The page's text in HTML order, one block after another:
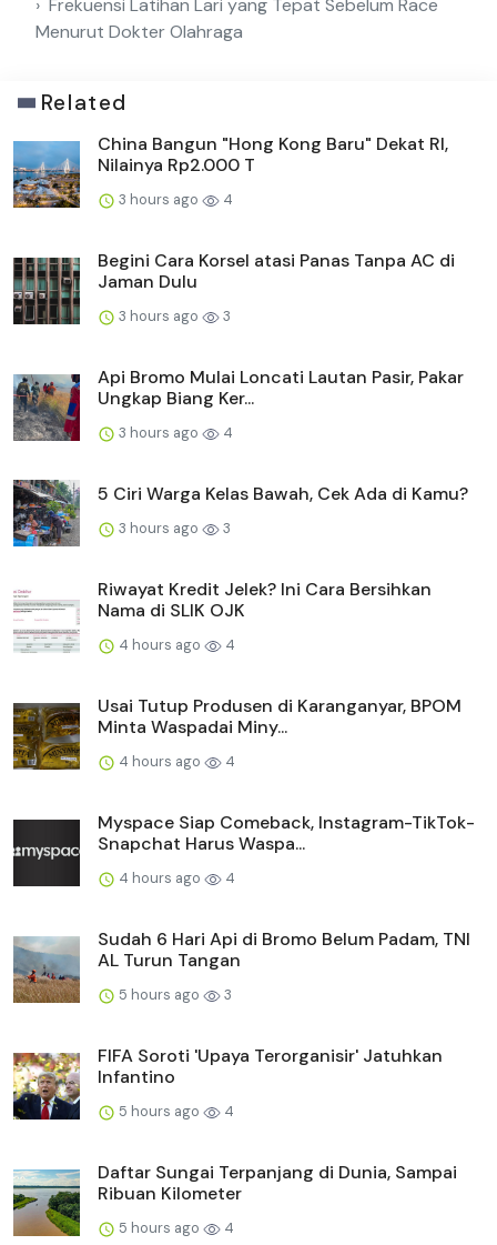
Frekuensi Latihan Lari yang Tepat Sebelum Race
Menurut Dokter Olahraga
Related
China Bangun "Hong Kong Baru" Dekat RI,
Nilainya Rp2.000 T
3 hours ago 4
Begini Cara Korsel atasi Panas Tanpa AC di
Jaman Dulu
3 hours ago 3
Api Bromo Mulai Loncati Lautan Pasir, Pakar
Ungkap Biang Ker...
3 hours ago 4
5 Ciri Warga Kelas Bawah, Cek Ada di Kamu?
3 hours ago 3
Riwayat Kredit Jelek? Ini Cara Bersihkan
Nama di SLIK OJK
4 hours ago 4
Usai Tutup Produsen di Karanganyar, BPOM
Minta Waspadai Miny...
4 hours ago 4
Myspace Siap Comeback, Instagram-TikTok-
Snapchat Harus Waspa...
4 hours ago 4
Sudah 6 Hari Api di Bromo Belum Padam, TNI
AL Turun Tangan
5 hours ago 3
FIFA Soroti 'Upaya Terorganisir' Jatuhkan
Infantino
5 hours ago 4
Daftar Sungai Terpanjang di Dunia, Sampai
Ribuan Kilometer
5 hours ago 4